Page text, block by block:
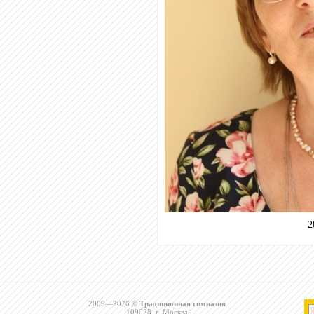
2009—2026 ©Традиционная гимназия
109028, г. Москва